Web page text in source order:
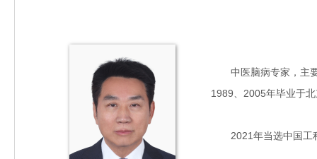
中医脑病专家，主要
1989、2005年毕业于
2021年当选中国工